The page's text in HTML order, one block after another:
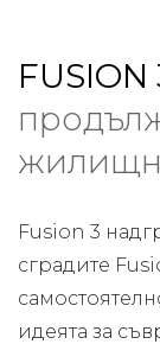
FUSION
Fusion 3
сградите
идеята за